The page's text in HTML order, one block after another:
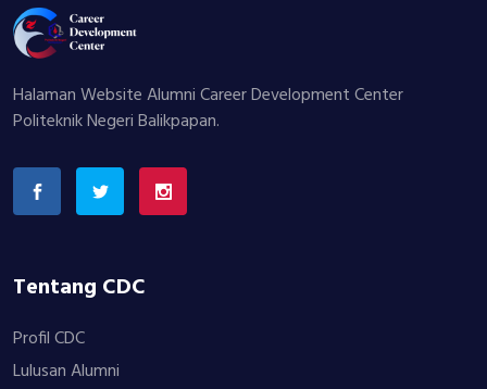
Halaman Website Alumni Career Development Center
Politeknik Negeri Balikpapan.
Tentang CDC
Profil CDC
Lulusan Alumni